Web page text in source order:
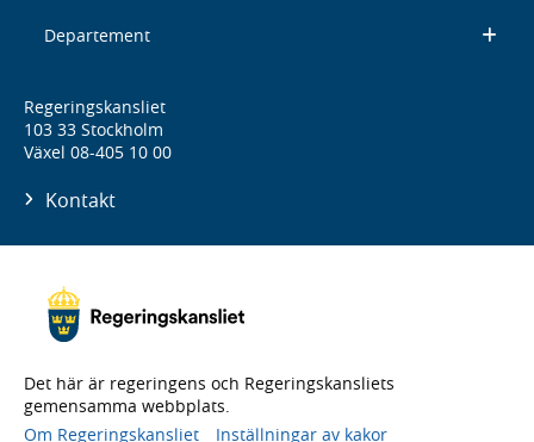
Departement
Regeringskansliet
103 33 Stockholm
Växel 08-405 10 00
Kontakt
Det här är regeringens och Regeringskansliets
gemensamma webbplats.
Om Regeringskansliet
Inställningar av kakor